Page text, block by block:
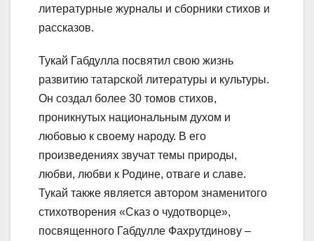
литературные журналы и сборники стихов и
рассказов.
Тукай Габдулла посвятил свою жизнь
развитию татарской литературы и культуры.
Он создал более 30 томов стихов,
проникнутых национальным духом и
любовью к своему народу. В его
произведениях звучат темы природы,
любви, любви к Родине, отваге и славе.
Тукай также является автором знаменитого
стихотворения «Сказ о чудотворце»,
посвященного Габдулле Фахрутдинову –